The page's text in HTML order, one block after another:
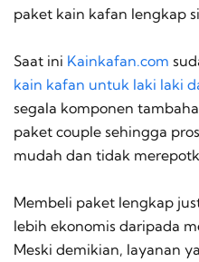
paket kain kafan lengkap
Saat ini Kainkafan.com
kain kafan untuk laki laki
segala komponen
paket couple sehingga
mudah dan tidak
Membeli paket lengkap
lebih ekonomis daripada
Meski demikian, layanan